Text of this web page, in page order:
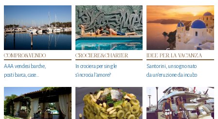
COMPRO&VENDO
AAA vendesi barche,
posti barca, case…
CROCIERE&CHARTER
In crociera per single
s'incrocia l’amore?
IDEE PER LA VACANZA
Santorini, un sogno nato
da un’eruzione da incubo